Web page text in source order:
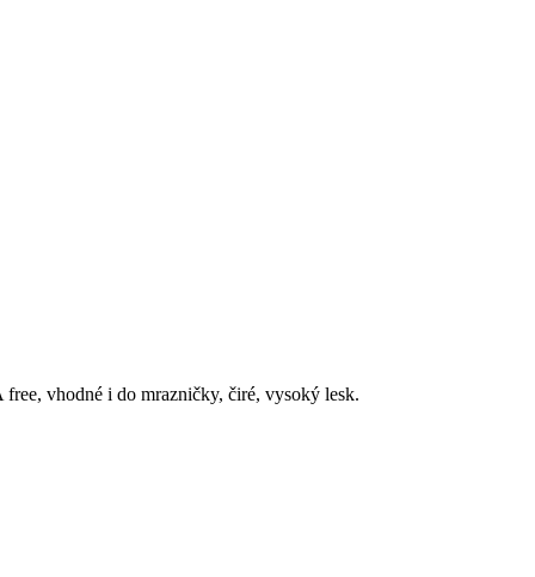
vhodné i do mrazničky, čiré, vysoký lesk.